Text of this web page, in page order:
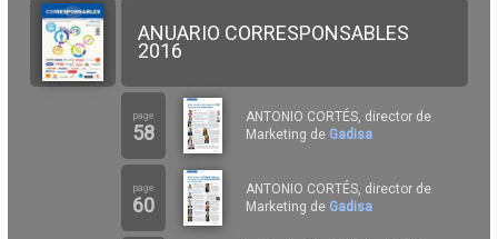
ANUARIO CORRESPONSABLES
2016
page
58
ANTONIO CORTÉS, director de
Marketing de Gadisa
page
60
ANTONIO CORTÉS, director de
Marketing de Gadisa